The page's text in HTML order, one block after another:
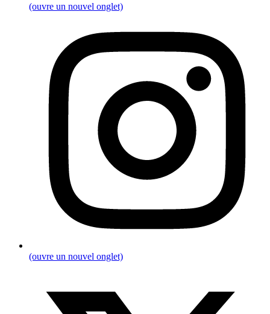
(ouvre un nouvel onglet)
(ouvre un nouvel onglet)